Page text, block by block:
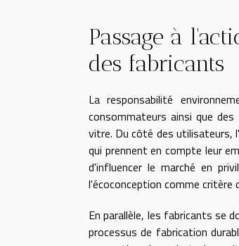
Passage à
des fabricants
La responsabilité
consommateurs ainsi que
vitre. Du côté des utilisateurs,
qui prennent en compte leur
d'influencer le marché en
l'écoconception comme critère
En parallèle, les fabricants se
processus de fabrication